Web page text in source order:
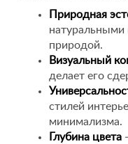
Природная
натуральными
природой.
Визуальный
делает его
стилей
минимализма.
Глубина цвета